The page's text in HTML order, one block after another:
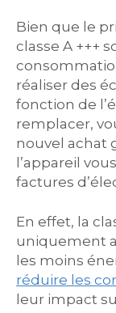
Bien que le
classe A +++
réaliser des
fonction de
remplacer,
nouvel achat
l’appareil
factures
En effet, la
uniquement
les moins
réduire les
leur impact